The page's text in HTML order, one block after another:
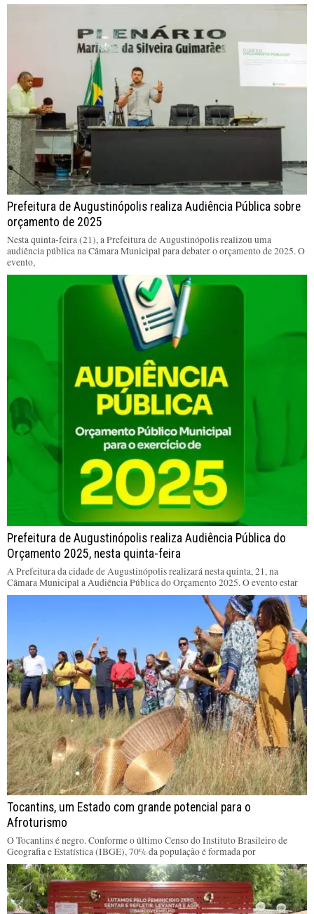
Prefeitura de Augustinópolis realiza Audiência Pública sobre
orçamento de 2025
Nesta quinta-feira (21), a Prefeitura de Augustinópolis realizou uma
audiência pública na Câmara Municipal para debater o orçamento de 2025. O
evento,
Prefeitura de Augustinópolis realiza Audiência Pública do
Orçamento 2025, nesta quinta-feira
A Prefeitura da cidade de Augustinópolis realizará nesta quinta, 21, na
Câmara Municipal a Audiência Pública do Orçamento 2025. O evento estar
Tocantins, um Estado com grande potencial para o
Afroturismo
O Tocantins é negro. Conforme o último Censo do Instituto Brasileiro de
Geografia e Estatística (IBGE), 70% da população é formada por